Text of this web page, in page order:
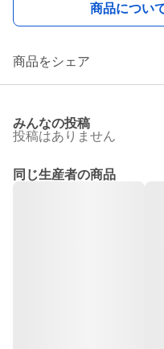
商品につい
商品をシェア
みんなの投稿
投稿はありません
同じ生産者の商品